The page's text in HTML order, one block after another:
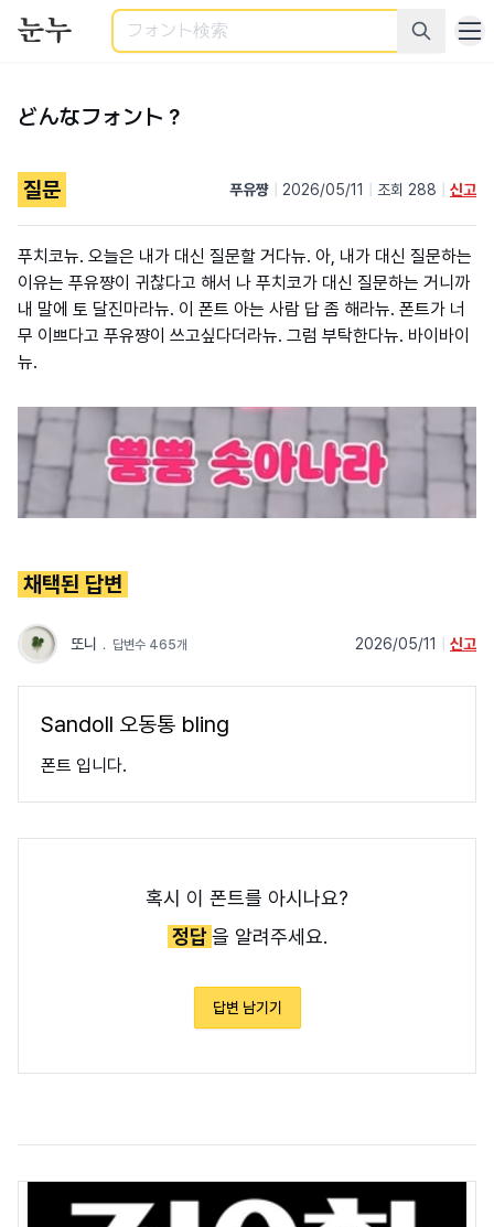
検索
どんなフォント？
질문 푸유쨩 2026/05/11 조회 288 신고
푸치코뉴. 오늘은 내가 대신 질문할 거다뉴. 아, 내가 대신 질문하는
이유는 푸유쨩이 귀찮다고 해서 나 푸치코가 대신 질문하는 거니까
내 말에 토 달진마라뉴. 이 폰트 아는 사람 답 좀 해라뉴. 폰트가 너
무 이쁘다고 푸유쨩이 쓰고싶다더라뉴. 그럼 부탁한다뉴. 바이바이
뉴.
채택된 답변
또니 ﹒ 답변수 465개 2026/05/11 신고
Sandoll 오동통 bling
폰트 입니다.
혹시 이 폰트를 아시나요?
정답을 알려주세요.
답변 남기기